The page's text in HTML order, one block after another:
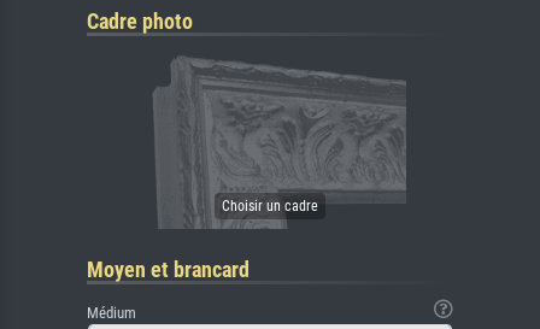
Cadre photo
Moyen et brancard
Médium